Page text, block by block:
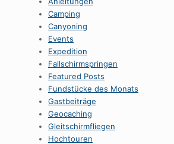
Camping
Canyoning
Events
Expedition
Fallschirmspringen
Featured Posts
Fundstücke des Monats
Gastbeiträge
Geocaching
Gleitschirmfliegen
Hochtouren